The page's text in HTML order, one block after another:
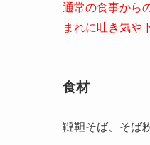
通常の食事から
まれに吐き気や
食材
韃靼そば、そば